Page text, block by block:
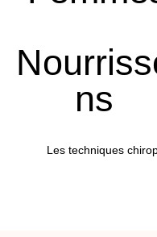
ns
Les techniques